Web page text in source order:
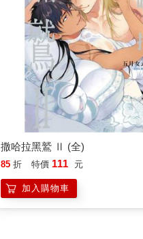
撒哈拉黑鷲 Ⅱ (全)
85 折 特價 111 元
加入購物車